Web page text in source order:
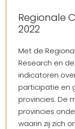
Regionale
2022
Met de
Research en
indicatoren
participatie en
provincies. De
provincies
waarin zij zich